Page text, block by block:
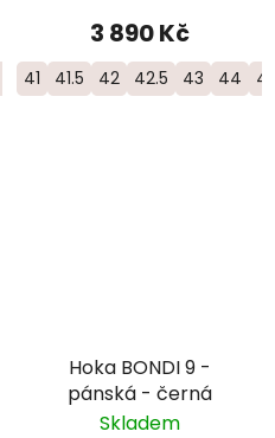
41
3 890 Kč
41 41.5 42 42.5 43 44
Hoka BONDI 9 -
pánská - černá
Skladem